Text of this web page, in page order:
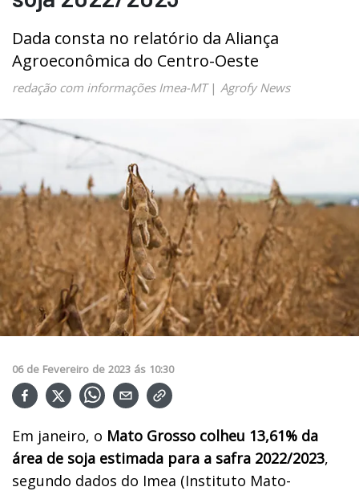
Dada consta no relatório da Aliança
Agroeconômica do Centro-Oeste
redação com informações Imea-MT| Agrofy News
06 de Fevereiro de 2023 ás 10:30
Em janeiro, o Mato Grosso colheu 13,61% da
área de soja estimada para a safra 2022/2023,
segundo dados do Imea (Instituto Mato-